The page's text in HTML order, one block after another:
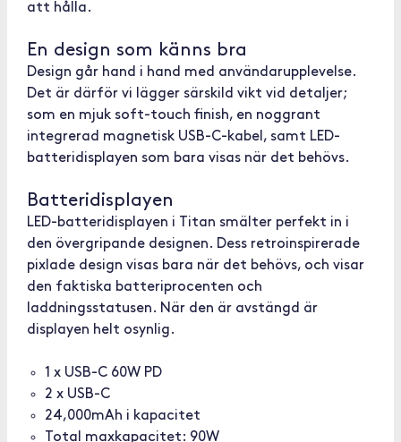
att hålla.
En design som känns bra
Design går hand i hand med användarupplevelse.
Det är därför vi lägger särskild vikt vid detaljer;
som en mjuk soft-touch finish, en noggrant
integrerad magnetisk USB-C-kabel, samt LED-
batteridisplayen som bara visas när det behövs.
Batteridisplayen
LED-batteridisplayen i Titan smälter perfekt in i
den övergripande designen. Dess retroinspirerade
pixlade design visas bara när det behövs, och visar
den faktiska batteriprocenten och
laddningsstatusen. När den är avstängd är
displayen helt osynlig.
1 x USB-C 60W PD
2 x USB-C
24,000mAh i kapacitet
Total maxkapacitet: 90W